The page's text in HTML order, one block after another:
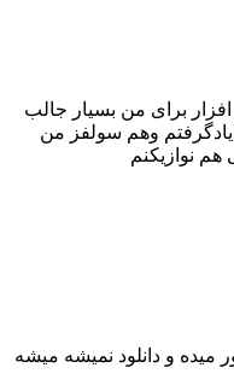
من بسیار جالب
وهم سولفز من
دانلود نمیشه میشه